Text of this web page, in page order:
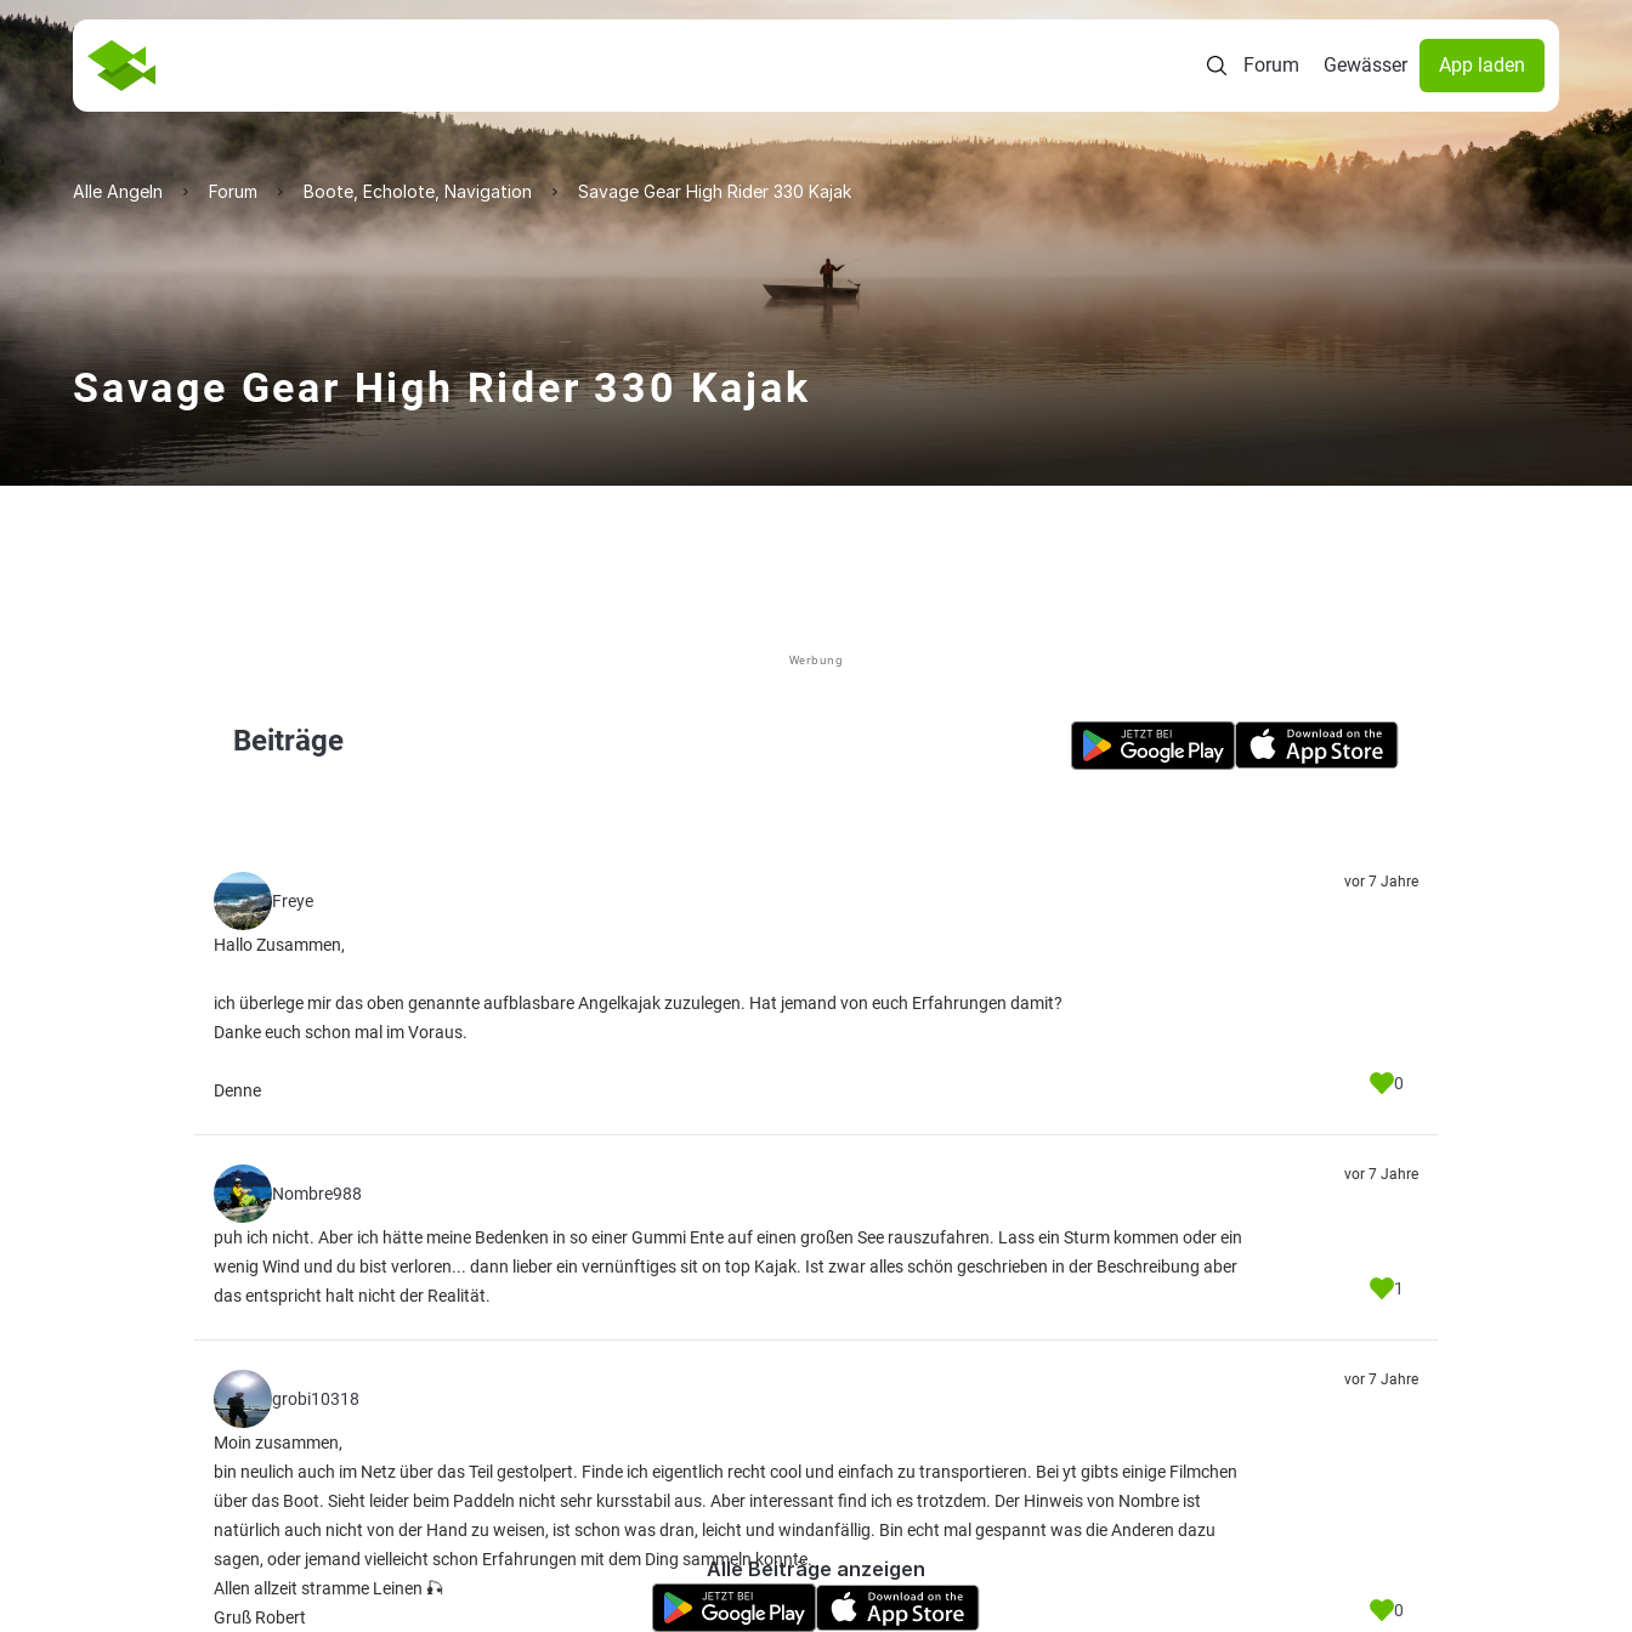
Forum Gewässer App laden
Alle Angeln Forum Boote, Echolote, Navigation Savage Gear High Rider 330 Kajak
Savage Gear High Rider 330 Kajak
Werbung
Beiträge
Freye
Hallo Zusammen,
ich überlege mir das oben genannte aufblasbare Angelkajak zuzulegen. Hat jemand von euch Erfahrungen damit?
Danke euch schon mal im Voraus.
Denne
vor 7 Jahre
0
Nombre988
puh ich nicht. Aber ich hätte meine Bedenken in so einer Gummi Ente auf einen großen See rauszufahren. Lass ein Sturm kommen oder ein
wenig Wind und du bist verloren... dann lieber ein vernünftiges sit on top Kajak. Ist zwar alles schön geschrieben in der Beschreibung aber
das entspricht halt nicht der Realität.
vor 7 Jahre
1
grobi10318
Moin zusammen,
bin neulich auch im Netz über das Teil gestolpert. Finde ich eigentlich recht cool und einfach zu transportieren. Bei yt gibts einige Filmchen
über das Boot. Sieht leider beim Paddeln nicht sehr kursstabil aus. Aber interessant find ich es trotzdem. Der Hinweis von Nombre ist
natürlich auch nicht von der Hand zu weisen, ist schon was dran, leicht und windanfällig. Bin echt mal gespannt was die Anderen dazu
sagen, oder jemand vielleicht schon Erfahrungen mit dem Ding sammeln konnte.
Allen allzeit stramme Leinen 🎣
Gruß Robert
vor 7 Jahre
0
Alle Beiträge anzeigen